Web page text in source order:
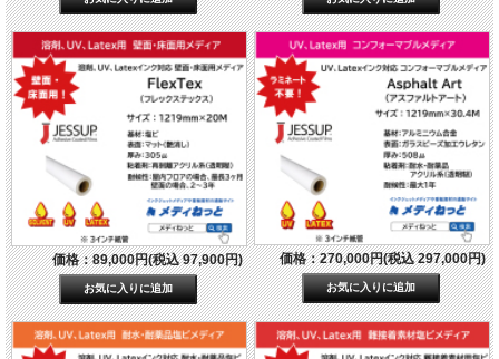
価格：89,000円(税込 97,900円) 価格：270,000円(税込 297,000円)